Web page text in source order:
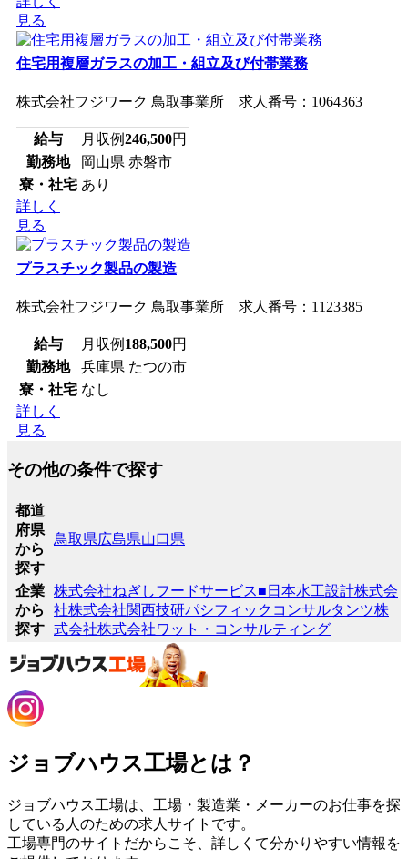
見る
住宅用複層ガラスの加工・組立及び付帯業務
株式会社フジワーク 鳥取事業所 求人番号：1064363
給与 月収例246,500円
勤務地
岡山県 赤磐市
寮・社宅 あり
詳しく
見る
プラスチック製品の製造
株式会社フジワーク 鳥取事業所 求人番号：1123385
給与 月収例 188,500円
勤務地
兵庫県 たつの市
寮・社宅 なし
詳しく
見る
その他の条件で探す
都道
府県
から
探す
鳥取県広島県山口県
企業
から
探す
株式会社ねぎしフードサービス■日本水工設計株式会
社株式会社関西技研パシフィックコンサルタンツ株
式会社株式会社ワット・コンサルティング
ジョブハウス工場とは？
ジョブハウス工場は、工場・製造業・メーカーのお仕事を探
している人のための求人サイトです。
工場専門のサイトだからこそ、詳しくて分かりやすい情報を